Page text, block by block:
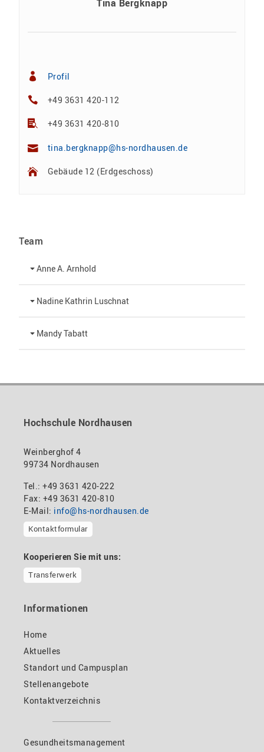
Tina Bergknapp
Profil
+49 3631 420-112
+49 3631 420-810
tina.bergknapp@hs-nordhausen.de
Gebäude 12 (Erdgeschoss)
Team
Anne A. Arnhold
Technische Mitarbeiterin
+49 3631 420-151
anne-ariane.arnhold@hs-nordhausen.de
Nadine Kathrin Luschnat
Leiterin Hochschulmarketing
Gebäude 12 (Erdgeschoss)
Mandy Tabatt
mandy.tabatt@hs-nordhausen.de
Gebäude 11, Raum 11.0101
Hochschule Nordhausen
Weinberghof 4
99734 Nordhausen
Tel.: +49 3631 420-222
Fax: +49 3631 420-810
E-Mail: info@hs-nordhausen.de
Kontaktformular
Kooperieren Sie mit uns:
Transferwerk
Informationen
Home
Aktuelles
Standort und Campusplan
Stellenangebote
Kontaktverzeichnis
Gesundheitsmanagement